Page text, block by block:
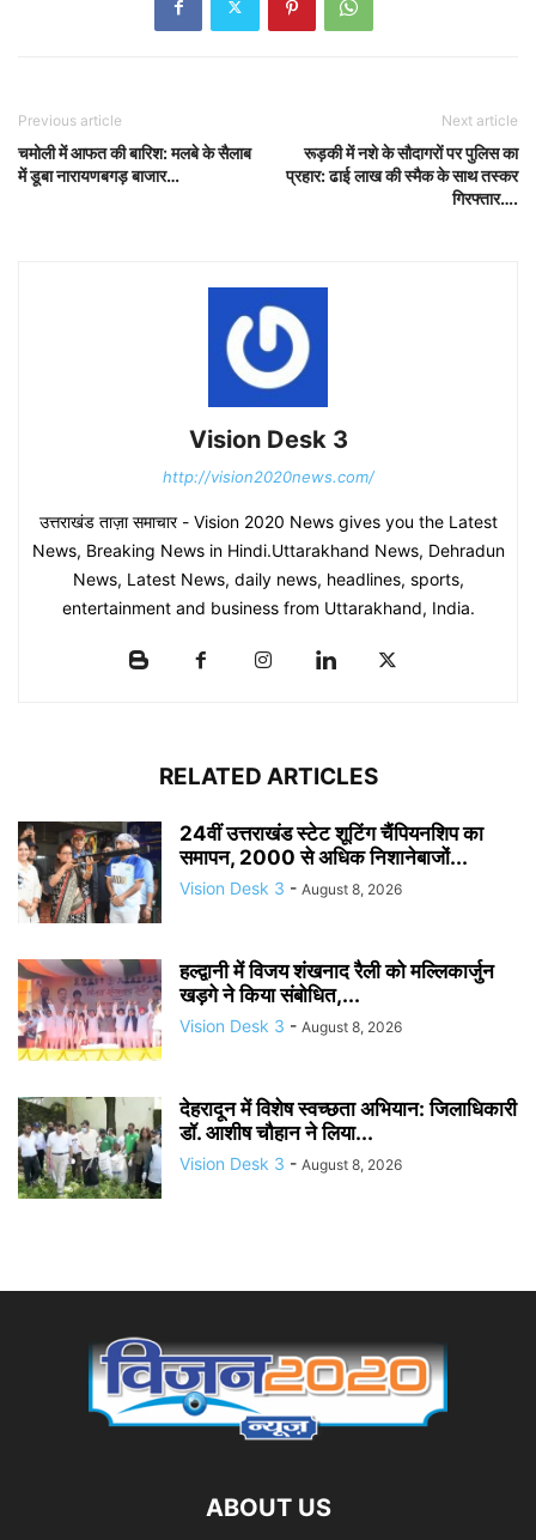
Previous article
चमोली में आफत की बारिश: मलबे के सैलाब
में डूबा नारायणबगड़ बाजार…
Next article
रूड़की में नशे के सौदागरों पर पुलिस का
प्रहार: ढाई लाख की स्मैक के साथ तस्कर
गिरफ्तार….
Vision Desk 3
http://vision2020news.com/
उत्तराखंड ताज़ा समाचार - Vision 2020 News gives you the Latest
News, Breaking News in Hindi.Uttarakhand News, Dehradun
News, Latest News, daily news, headlines, sports,
entertainment and business from Uttarakhand, India.
RELATED ARTICLES
24वीं उत्तराखंड स्टेट शूटिंग चैंपियनशिप का
समापन, 2000 से अधिक निशानेबाजों...
Vision Desk 3 - August 8, 2026
हल्द्वानी में विजय शंखनाद रैली को मल्लिकार्जुन
खड़गे ने किया संबोधित,...
Vision Desk 3 - August 8, 2026
देहरादून में विशेष स्वच्छता अभियान: जिलाधिकारी
डॉ. आशीष चौहान ने लिया...
Vision Desk 3 - August 8, 2026
ABOUT US